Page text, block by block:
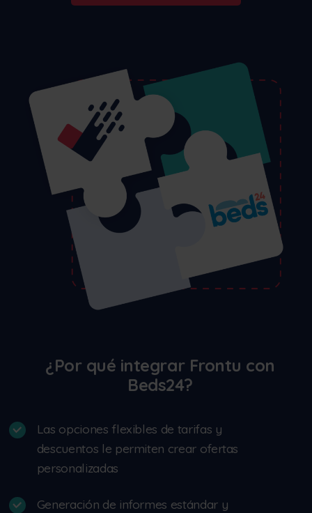
¿Por qué integrar Frontu con
Beds24?
Las opciones flexibles de tarifas y
descuentos le permiten crear ofertas
personalizadas
Generación de informes estándar y